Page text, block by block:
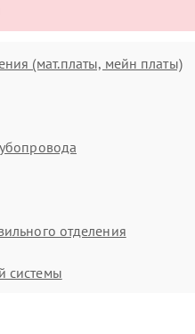
(мат.платы, мейн платы)
отделения
системы